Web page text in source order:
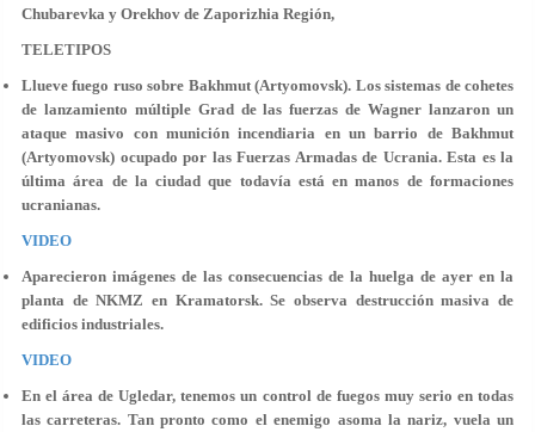
Chubarevka y Orekhov de Zaporizhia Región,
TELETIPOS
Llueve fuego ruso sobre Bakhmut (Artyomovsk). Los sistemas de cohetes
de lanzamiento múltiple Grad de las fuerzas de Wagner lanzaron un
ataque masivo con munición incendiaria en un barrio de Bakhmut
(Artyomovsk) ocupado por las Fuerzas Armadas de Ucrania. Esta es la
última área de la ciudad que todavía está en manos de formaciones
ucranianas.
VIDEO
Aparecieron imágenes de las consecuencias de la huelga de ayer en la
planta de NKMZ en Kramatorsk. Se observa destrucción masiva de
edificios industriales.
VIDEO
En el área de Ugledar, tenemos un control de fuegos muy serio en todas
las carreteras. Tan pronto como el enemigo asoma la nariz, vuela un